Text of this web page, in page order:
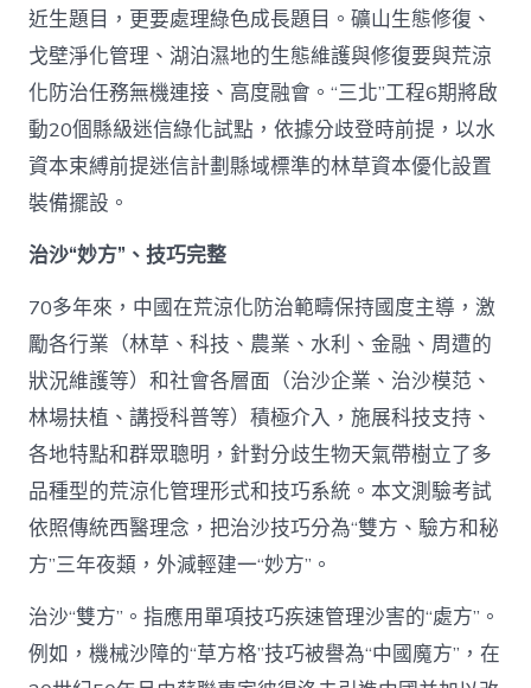
近生題目，更要處理綠色成長題目。礦山生態修復、
戈壁淨化管理、湖泊濕地的生態維護與修復要與荒涼
化防治任務無機連接、高度融會。“三北”工程6期將啟
動20個縣級迷信綠化試點，依據分歧登時前提，以水
資本束縛前提迷信計劃縣域標準的林草資本優化設置
裝備擺設。
治沙“妙方”、技巧完整
70多年來，中國在荒涼化防治範疇保持國度主導，激
勵各行業（林草、科技、農業、水利、金融、周遭的
狀況維護等）和社會各層面（治沙企業、治沙模范、
林場扶植、講授科普等）積極介入，施展科技支持、
各地特點和群眾聰明，針對分歧生物天氣帶樹立了多
品種型的荒涼化管理形式和技巧系統。本文測驗考試
依照傳統西醫理念，把治沙技巧分為“雙方、驗方和秘
方”三年夜類，外減輕建一“妙方”。
治沙“雙方”。指應用單項技巧疾速管理沙害的“處方”。
例如，機械沙障的“草方格”技巧被譽為“中國魔方”，在